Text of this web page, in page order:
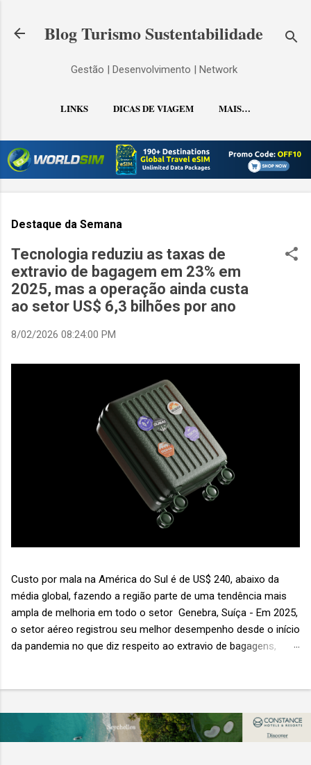
Blog Turismo Sustentabilidade
Gestão | Desenvolvimento | Network
LINKS DICAS DE VIAGEM MAIS…
CONTATO
Destaque da Semana
Tecnologia reduziu as taxas de
extravio de bagagem em 23% em
2025, mas a operação ainda custa
ao setor US$ 6,3 bilhões por ano
8/02/2026 08:24:00 PM
Custo por mala na América do Sul é de US$ 240, abaixo da
média global, fazendo a região parte de uma tendência mais
ampla de melhoria em todo o setor Genebra, Suíça - Em 2025,
o setor aéreo registrou seu melhor desempenho desde o início
da pandemia no que diz respeito ao extravio de bagagens,
“Baggage IT Insights” de 2026 da SITA, a 20ª edição anual
desse importante estudo de referência à indústria. (© SITA)